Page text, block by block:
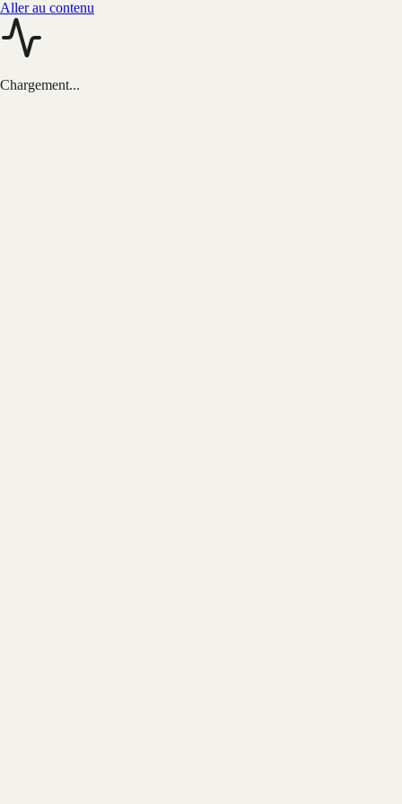
Aller au contenu
Chargement...